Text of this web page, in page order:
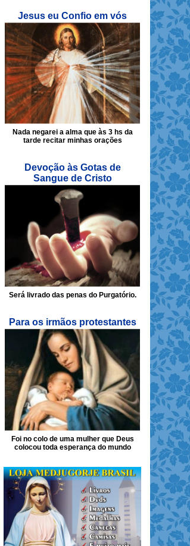
Jesus eu Confio em vós
Nada negarei a alma que às 3 hs da
tarde recitar minhas orações
Devoção às Gotas de
Sangue de Cristo
Será livrado das penas do Purgatório.
Para os irmãos protestantes
Foi no colo de uma mulher que Deus
colocou toda esperança do mundo